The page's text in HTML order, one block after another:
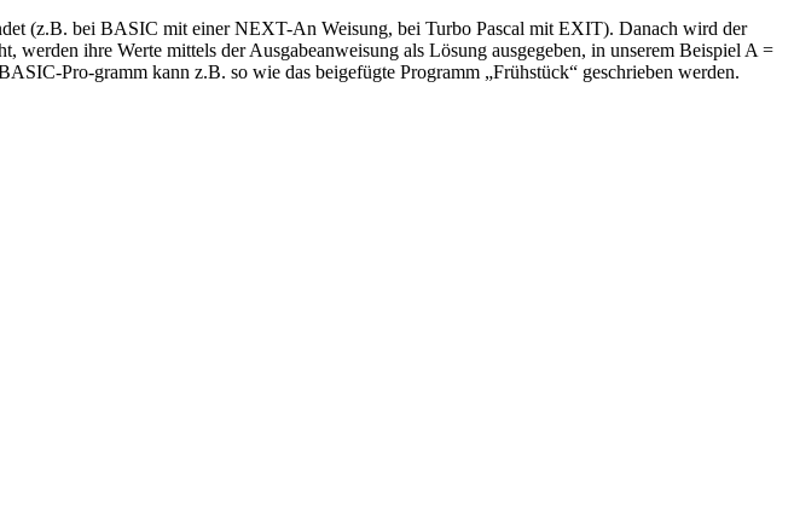
(z.B. bei BASIC mit einer NEXT-An Weisung, bei Turbo Pascal mit EXIT). Danach wird der
ihre Werte mittels der Ausgabeanweisung als Lösung ausgegeben, in unserem Beispiel A =
Pro-gramm kann z.B. so wie das beigefügte Programm „Frühstück“ geschrieben werden.